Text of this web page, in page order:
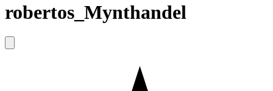
robertos_Mynthandel